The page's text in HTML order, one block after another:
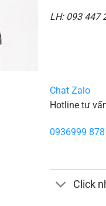
LH: 093 447
Chat Zalo
Hotline tư
0936999 878
Click